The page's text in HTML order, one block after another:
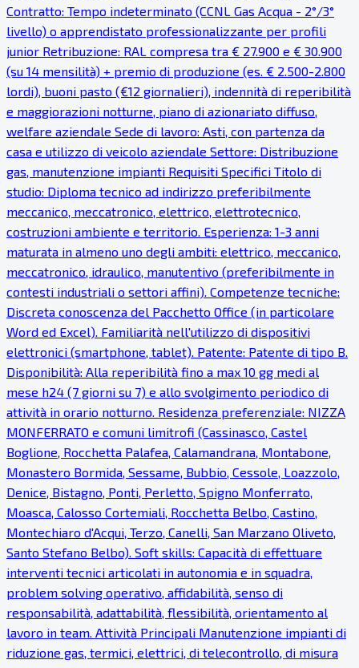
Contratto: Tempo indeterminato (CCNL Gas Acqua - 2°/3°
livello) o apprendistato professionalizzante per profili
junior Retribuzione: RAL compresa tra € 27.900 e € 30.900
(su 14 mensilità) + premio di produzione (es. € 2.500-2.800
lordi), buoni pasto (€12 giornalieri), indennità di reperibilità
e maggiorazioni notturne, piano di azionariato diffuso,
welfare aziendale Sede di lavoro: Asti, con partenza da
casa e utilizzo di veicolo aziendale Settore: Distribuzione
gas, manutenzione impianti Requisiti Specifici Titolo di
studio: Diploma tecnico ad indirizzo preferibilmente
meccanico, meccatronico, elettrico, elettrotecnico,
costruzioni ambiente e territorio. Esperienza: 1-3 anni
maturata in almeno uno degli ambiti: elettrico, meccanico,
meccatronico, idraulico, manutentivo (preferibilmente in
contesti industriali o settori affini). Competenze tecniche:
Discreta conoscenza del Pacchetto Office (in particolare
Word ed Excel). Familiarità nell'utilizzo di dispositivi
elettronici (smartphone, tablet). Patente: Patente di tipo B.
Disponibilità: Alla reperibilità fino a max 10 gg medi al
mese h24 (7 giorni su 7) e allo svolgimento periodico di
attività in orario notturno. Residenza preferenziale: NIZZA
MONFERRATO e comuni limitrofi (Cassinasco, Castel
Boglione, Rocchetta Palafea, Calamandrana, Montabone,
Monastero Bormida, Sessame, Bubbio, Cessole, Loazzolo,
Denice, Bistagno, Ponti, Perletto, Spigno Monferrato,
Moasca, Calosso Cortemiali, Rocchetta Belbo, Castino,
Montechiaro d'Acqui, Terzo, Canelli, San Marzano Oliveto,
Santo Stefano Belbo). Soft skills: Capacità di effettuare
interventi tecnici articolati in autonomia e in squadra,
problem solving operativo, affidabilità, senso di
responsabilità, adattabilità, flessibilità, orientamento al
lavoro in team. Attività Principali Manutenzione impianti di
riduzione gas, termici, elettrici, di telecontrollo, di misura